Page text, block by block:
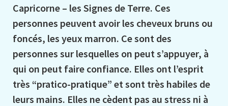
Capricorne – les Signes de Terre. Ces
personnes peuvent avoir les cheveux bruns ou
foncés, les yeux marron. Ce sont des
personnes sur lesquelles on peut s’appuyer, à
qui on peut faire confiance. Elles ont l’esprit
très “pratico-pratique” et sont très habiles de
leurs mains. Elles ne cèdent pas au stress ni à